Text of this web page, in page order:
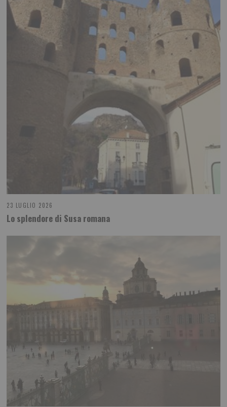
23 LUGLIO 2026
Lo splendore di Susa romana